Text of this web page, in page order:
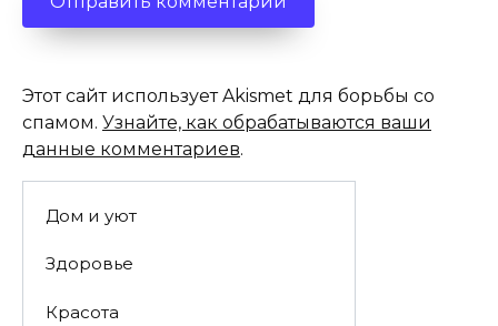
Этот сайт использует Akismet для борьбы со
спамом. Узнайте, как обрабатываются ваши
данные комментариев.
Дом и уют
Здоровье
Красота